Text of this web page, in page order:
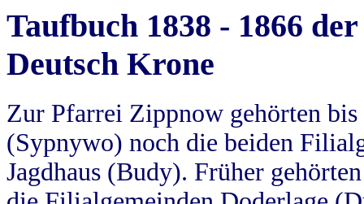
Taufbuch 1838 - 1866
Deutsch Krone
Zur Pfarrei Zippnow gehörten
(Sypnywo) noch die beiden
Jagdhaus (Budy). Früher